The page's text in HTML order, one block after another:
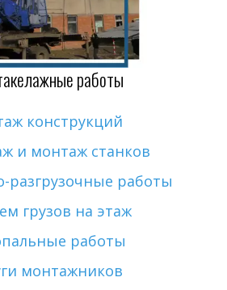
работы
конструкций
и монтаж станков
разгрузочные работы
грузов на этаж
работы
монтажников